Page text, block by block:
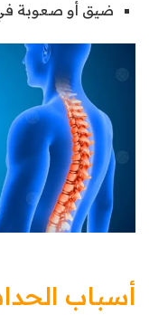
ضيق أو صعوبة
أسباب